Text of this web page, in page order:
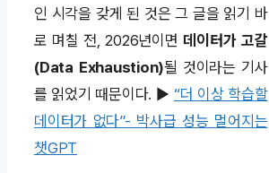
인 시각을 갖게 된 것은 그 글을 읽기 바
로 며칠 전, 2026년이면데이터가 고갈
(Data Exhaustion)될 것이라는 기사
를 읽었기 때문이다. ▶ “더 이상 학습할
데이터가 없다”- 박사급 성능 멀어지는
챗GPT